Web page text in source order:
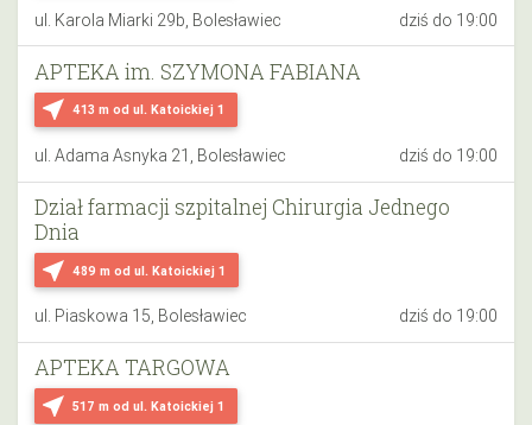
ul. Karola Miarki 29b, Bolesławiec dziś do 19:00
near_me 413 m od ul. Katoickiej 1
APTEKA im. SZYMONA FABIANA
ul. Adama Asnyka 21, Bolesławiec dziś do 19:00
near_me 489 m od ul. Katoickiej 1
Dział farmacji szpitalnej Chirurgia Jednego
Dnia
ul. Piaskowa 15, Bolesławiec dziś do 19:00
near_me 517 m od ul. Katoickiej 1
APTEKA TARGOWA